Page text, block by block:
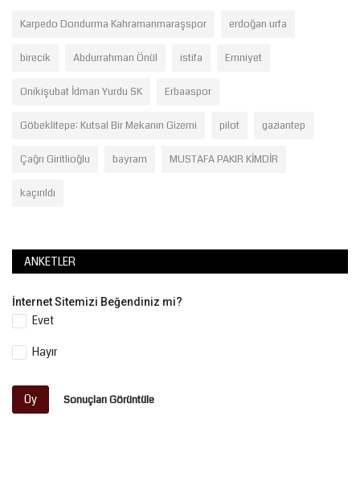
Karpedo Dondurma Kahramanmaraşspor erdoğan urfa
birecik Abdurrahman Önül istifa Emniyet
Onikişubat İdman Yurdu SK Erbaaspor
Göbeklitepe: Kutsal Bir Mekanın Gizemi pilot gaziantep
Çağrı Giritlioğlu bayram MUSTAFA PAKIR KİMDİR
kaçırıldı
ANKETLER
İnternet Sitemizi Beğendiniz mi?
Evet
Hayır
Oy Sonuçları Görüntüle